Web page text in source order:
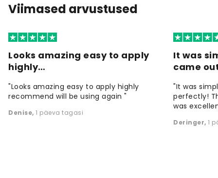
Viimased arvustused
Looks amazing easy to apply
highly…
"Looks amazing easy to apply highly
recommend will be using again "
Denise, 1 päeva tagasi
It was
came
"It was
perfectly!
was
Deringer, 1